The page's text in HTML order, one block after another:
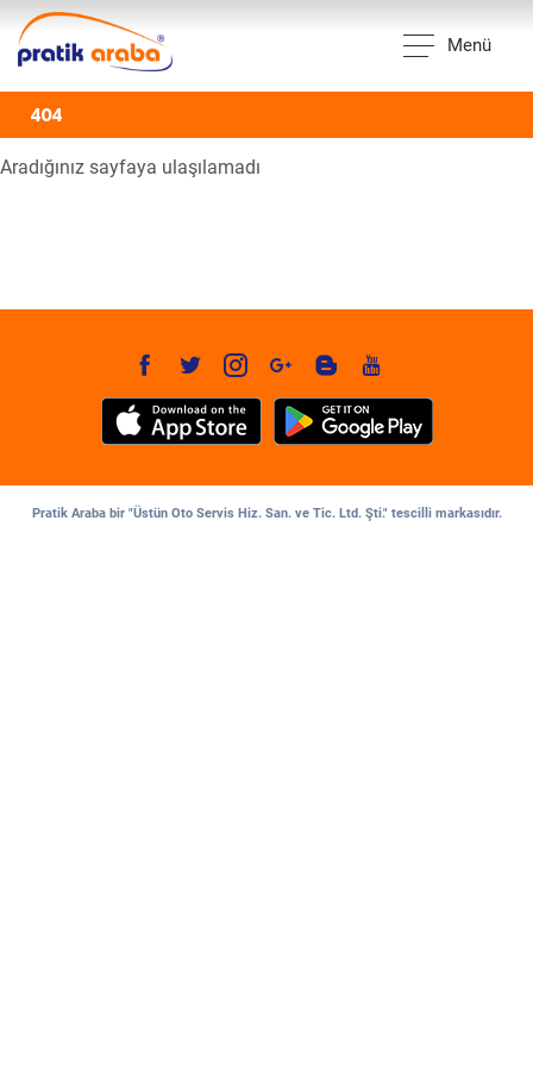
Menü
404
Aradığınız sayfaya ulaşılamadı
Pratik Araba bir "Üstün Oto Servis Hiz. San. ve Tic. Ltd. Şti." tescilli markasıdır.